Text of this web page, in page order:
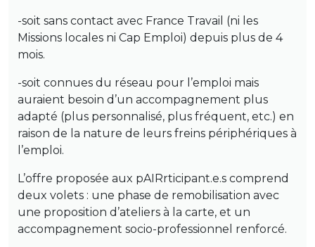
-soit sans contact avec France Travail (ni les
Missions locales ni Cap Emploi) depuis plus de 4
mois.
-soit connues du réseau pour l’emploi mais
auraient besoin d’un accompagnement plus
adapté (plus personnalisé, plus fréquent, etc.) en
raison de la nature de leurs freins périphériques à
l’emploi.
L’offre proposée aux pAIRrticipant.e.s comprend
deux volets : une phase de remobilisation avec
une proposition d’ateliers à la carte, et un
accompagnement socio-professionnel renforcé.